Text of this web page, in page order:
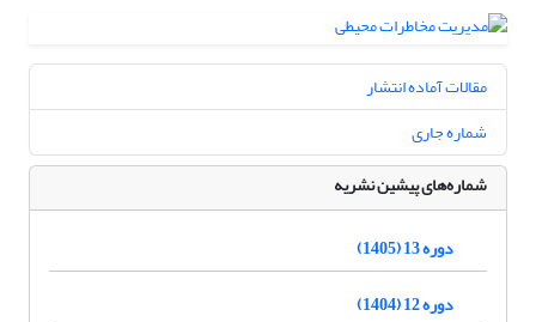
مقالات آماده انتشار
شماره جاری
شماره‌های پیشین نشریه
دوره 13 (1405)
دوره 12 (1404)